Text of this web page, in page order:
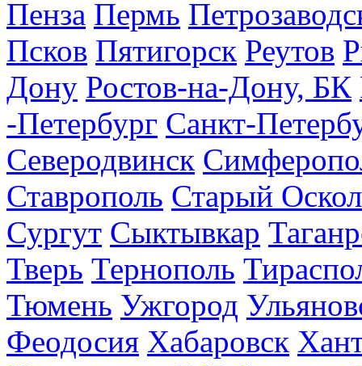
Пенза Пермь
Псков Пятигорск Реутов
Дону Ростов-на-Дону, БК
-Петербург Санкт-
Северодвинск
Ставрополь Старый Оскол
Сургут Сыктывкар
Тверь Тернополь
Тюмень Ужгород
Феодосия Хабаровск